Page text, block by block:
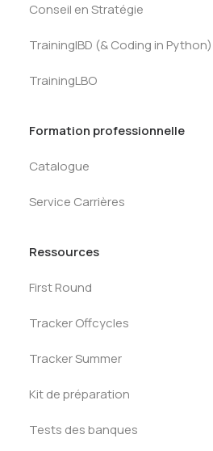
Conseil en Stratégie
TrainingIBD (& Coding in Python)
TrainingLBO
Formation professionnelle
Catalogue
Service Carrières
Ressources
First Round
Tracker Offcycles
Tracker Summer
Kit de préparation
Tests des banques